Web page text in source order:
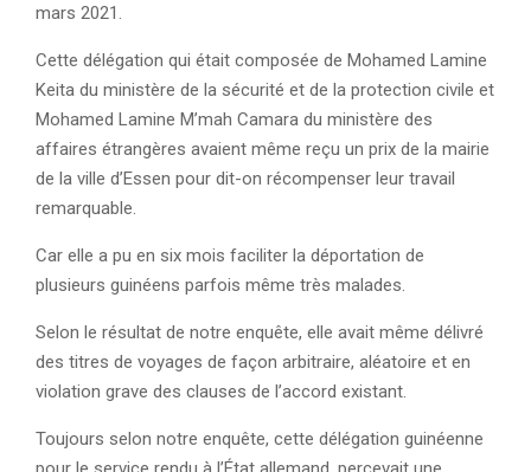
mars 2021.
Cette délégation qui était composée de Mohamed Lamine
Keita du ministère de la sécurité et de la protection civile et
Mohamed Lamine M’mah Camara du ministère des
affaires étrangères avaient même reçu un prix de la mairie
de la ville d’Essen pour dit-on récompenser leur travail
remarquable.
Car elle a pu en six mois faciliter la déportation de
plusieurs guinéens parfois même très malades.
Selon le résultat de notre enquête, elle avait même délivré
des titres de voyages de façon arbitraire, aléatoire et en
violation grave des clauses de l’accord existant.
Toujours selon notre enquête, cette délégation guinéenne